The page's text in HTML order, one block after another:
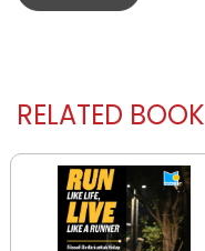
RELATED BOOK